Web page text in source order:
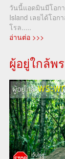
วันนี้แอดมินมีโอก
Island เลยได้โอ
โรล.....
อ่านต่อ >>>
ผู้อยู่ใกล้พ